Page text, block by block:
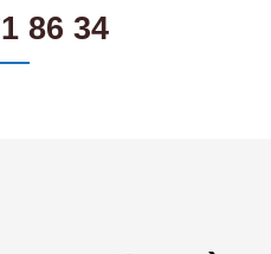
86 34